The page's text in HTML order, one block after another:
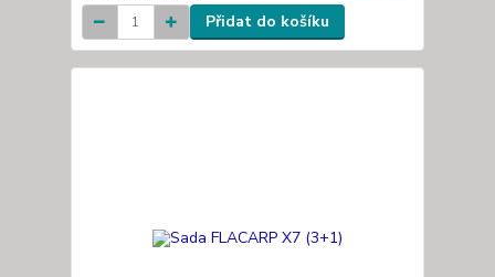
Přidat do košíku